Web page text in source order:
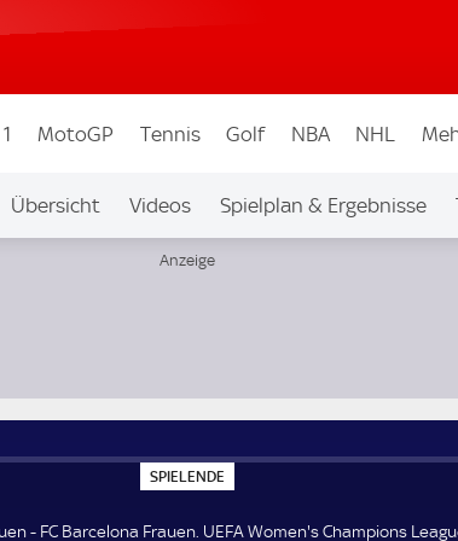
MotoGP Tennis Golf NBA NHL
Übersicht Videos Spielplan & Ergebnisse
Ligen & Wettbew.
SPIELENDE
P
E
- FC Barcelona Frauen. UEFA Women's Champions